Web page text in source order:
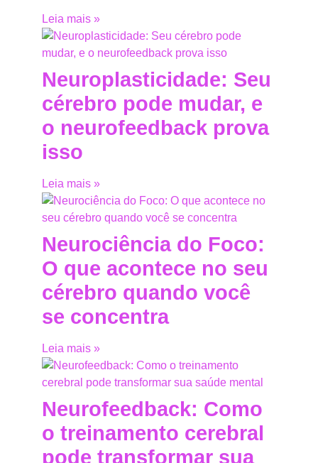
Leia mais »
Neuroplasticidade: Seu
cérebro pode mudar, e
o neurofeedback prova
isso
Leia mais »
Neurociência do Foco:
O que acontece no seu
cérebro quando você
se concentra
Leia mais »
Neurofeedback: Como
o treinamento cerebral
pode transformar sua